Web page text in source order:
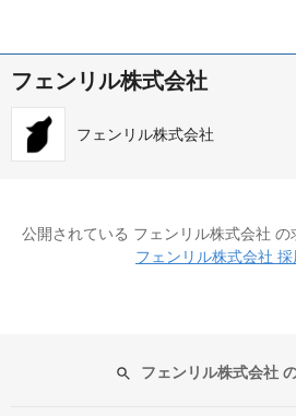
フェンリル株式会社
フェンリル株式会社
公開されている フェンリル株式会社 の
フェンリル株式会社
フェンリル株式会社